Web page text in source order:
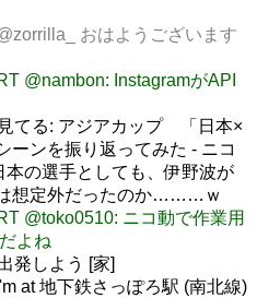
おはようございます
@nambon: InstagramがAPI
見てる: アジアカップ 「日本×
ンを振り返ってみた ‐ ニコ
本の選手としても、伊野波が
想定外だったのか………ｗ
@toko0510: ニコ動で作業用
よね
発しよう [家]
I'm at 地下鉄さっぽろ駅 (南北線)